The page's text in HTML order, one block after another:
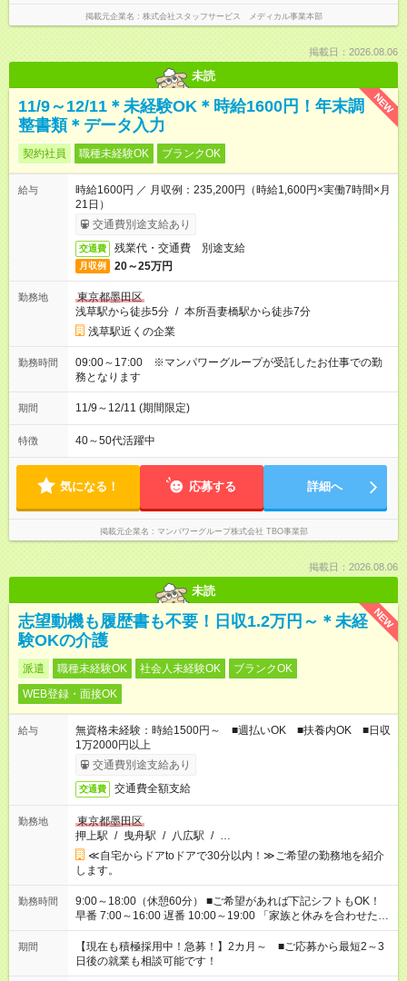
掲載元企業名 株式会社スタッフサービス メディカル事業本部
掲載日：2026.08.06
未読
NEW
11/9～12/11＊未経験OK＊時給1600円！年末調
整書類＊データ入力
契約社員 職種未経験OK ブランクOK
給与
時給1600円 ／ 月収例：235,200円（時給1,600円×実働7時間×月
21日）
交通費別途支給あり
交通費 残業代・交通費 別途支給
月収例 20～25万円
勤務地
東京都墨田区
浅草駅から徒歩5分 / 本所吾妻橋駅から徒歩7分
浅草駅近くの企業
勤務時間
09:00～17:00 ※マンパワーグループが受託したお仕事での勤
務となります
期間 11/9～12/11 (期間限定)
特徴 40～50代活躍中
気になる！ 応募する 詳細へ
掲載元企業名 マンパワーグループ株式会社 TBO事業部
掲載日：2026.08.06
未読
NEW
志望動機も履歴書も不要！日収1.2万円～＊未経
験OKの介護
派遣 職種未経験OK 社会人未経験OK
ブランクOK
WEB登録・面接OK
給与
無資格未経験：時給1500円～ ■週払いOK ■扶養内OK ■日収
1万2000円以上
交通費別途支給あり
交通費 交通費全額支給
勤務地
東京都墨田区
押上駅 / 曳舟駅 / 八広駅 / …
≪自宅からドアtoドアで30分以内！≫ご希望の勤務地を紹介
します。
勤務時間
9:00～18:00（休憩60分） ■ご希望があれば下記シフトもOK！
早番 7:00～16:00 遅番 10:00～19:00 「家族と休みを合わせた
い」 「余裕を持って夕飯の準備がしたい」 「できれば残業はし
たくない」 など、ご希望を教えてくださいね。 ※Wワーク希望
の方へ 今ご覧のお仕事で希望する勤務時間と、もう1つのお仕事
の勤務時間。 合計で週40時間を超える場合は応募できません。
期間
【現在も積極採用中！急募！】2カ月～ ■ご応募から最短2～3
日後の就業も相談可能です！